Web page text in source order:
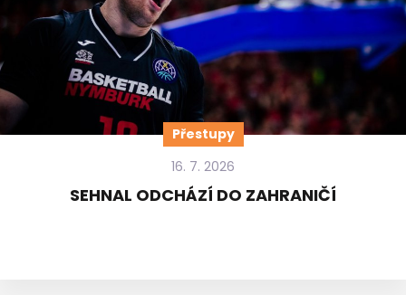
Přestupy
16. 7. 2026
SEHNAL ODCHÁZÍ DO ZAHRANIČÍ